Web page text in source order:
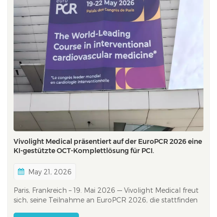
Vivolight Medical präsentiert auf der EuroPCR 2026 eine
KI-gestützte OCT-Komplettlösung für PCI.
May 21, 2026
Paris, Frankreich – 19. Mai 2026 — Vivolight Medical freut
sich, seine Teilnahme an EuroPCR 2026, die stattfinden